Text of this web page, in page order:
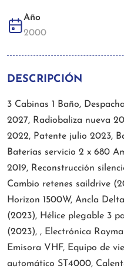
Año
2000
DESCRIPCIÓN
3 Cabinas 1 Baño,
2027, Radiobaliza nueva
2022, Patente julio 2023,
Baterías servicio 2 x 680
2019, Reconstrucción
Cambio retenes saildrive
Horizon 1500W, Ancla
(2023), Hélice plegable 3
(2023), , Electrónica
Emisora VHF, Equipo de
automático ST4000,